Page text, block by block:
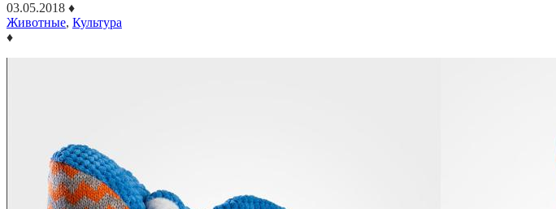
03.05.2018 ♦
Животные, Культура
♦